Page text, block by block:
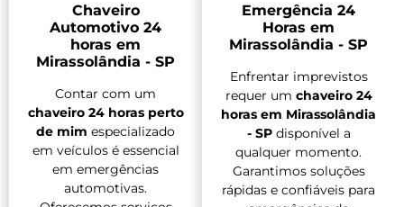
Chaveiro
Automotivo 24
horas em
Mirassolândia - SP
Contar com um
chaveiro 24 horas perto
de mim especializado
em veículos é essencial
em emergências
automotivas.
Emergência 24
Horas em
Mirassolândia - SP
Enfrentar imprevistos
requer um chaveiro 24
horas em Mirassolândia
- SPdisponível a
qualquer momento.
Garantimos soluções
rápidas e confiáveis para